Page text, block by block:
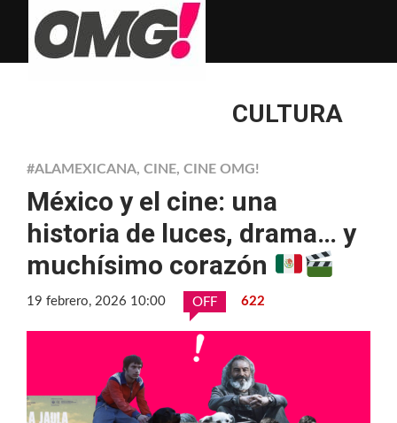
CULTURA
#ALAMEXICANA, CINE, CINE OMG!
México y el cine: una
historia de luces, drama… y
muchísimo corazón
19 febrero, 2026 10:00 OFF 622